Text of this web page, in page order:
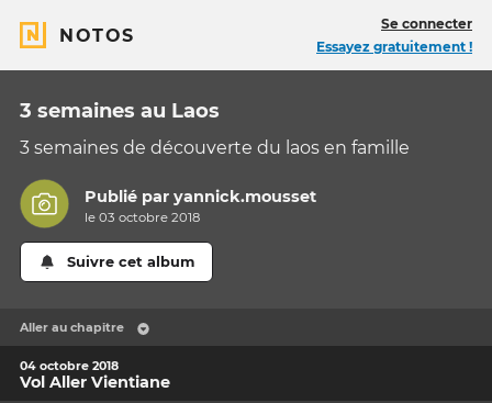
NOTOS
Se connecter
Essayez gratuitement !
3 semaines au Laos
3 semaines de découverte du laos en famille
Publié paryannick.mousset
le 03 octobre 2018
Suivre cet album
Aller au chapitre
04 octobre 2018
Vol Aller Vientiane